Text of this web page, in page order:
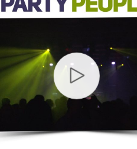
کلیپ آماده
کلیپ اماده
کلیپ
کلیپ رقص
کلیپ رقص
کلیپ